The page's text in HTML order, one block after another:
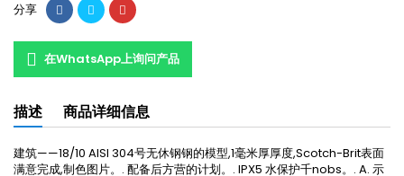
分享
在WhatsApp上询问产品
描述 商品详细信息
建筑——18/10 AISI 304号无休钢钢的模型,1毫米厚厚度,Scotch-Brit表面
满意完成,制色图片。. 配备后方营的计划。. IPX5 水保护千nobs。. A. 示